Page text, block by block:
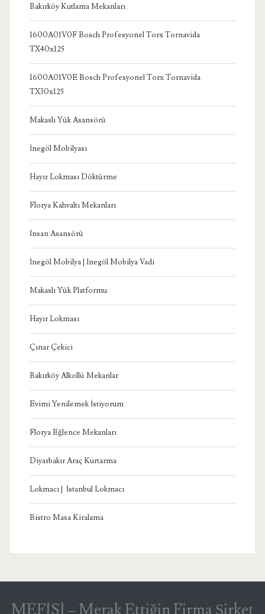
Bakırköy Kutlama Mekanları
1600A01V0F Bosch Profesyonel Torx Tornavida
TX40x125
1600A01V0E Bosch Profesyonel Torx Tornavida
TX30x125
Makaslı Yük Asansörü
İnegöl Mobilyası
Hayır Lokması Döktürme
Florya Kahvaltı Mekanları
İnsan Asansörü
İnegöl Mobilya | İnegöl Mobilya Vadi
Makaslı Yük Platformu
Hayır Lokması
Çınar Çekici
Bakırköy Alkollü Mekanlar
Evimi Yenilemek İstiyorum
Florya Eğlence Mekanları
Diyarbakır Araç Kurtarma
Lokmacı | İstanbul Lokmacı
Bistro Masa Kiralama
MEFİSİ – Merak Ettiğin Firma Şirket